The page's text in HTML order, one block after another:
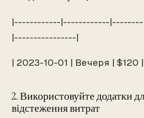
|------------|------------
|----------------|
| 2023-10-01 | Вечеря | $120
2. Використовуйте додатки
відстеження витрат